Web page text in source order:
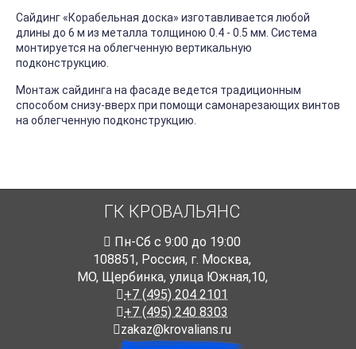
Сайдинг «Корабельная доска» изготавливается любой
длины до 6 м из металла толщиною 0.4 - 0.5 мм. Система
монтируется на облегченную вертикальную
подконструкцию.
Монтаж сайдинга на фасаде ведется традиционным
способом снизу-вверх при помощи самонарезающих винтов
на облегченную подконструкцию.
ГК КРОВАЛЬЯНС
Пн-Cб с 9:00 до 19:00
108851, Россия, г. Москва,
МО, Щербинка, улица Южная,10,
+7 (495) 204 2101
+7 (495) 240 8303
zakaz@krovalians.ru